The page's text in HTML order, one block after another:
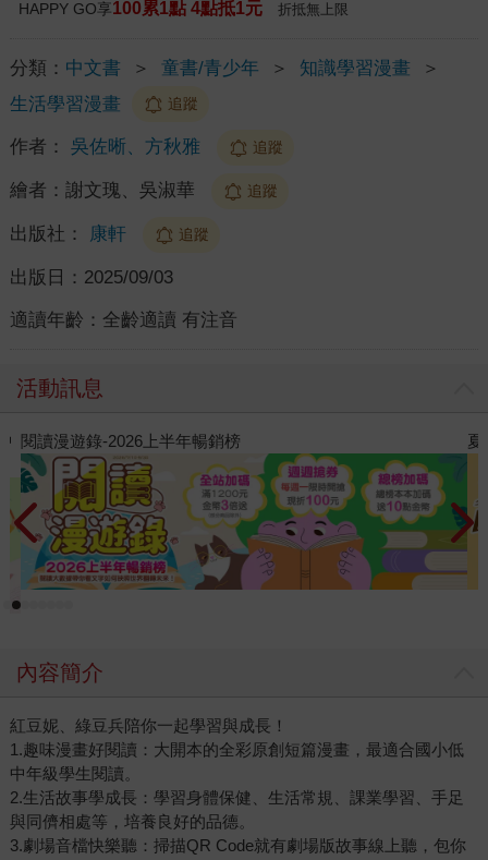
HAPPY GO享100累1點 4點抵1元 折抵無上限
分類： 中文書 ＞ 童書/青少年 ＞ 知識學習漫畫
＞
生活學習漫畫
追蹤
作者： 吳佐晰、方秋雅 追蹤
繪者： 謝文瑰、吳淑華 追蹤
出版社： 康軒 追蹤
出版日： 2025/09/03
適讀年齡： 全齡適讀 有注音
活動訊息
夏日閱讀大冒險 飢
內容簡介
紅豆妮、綠豆兵陪你一起學習與成長！
1.趣味漫畫好閱讀：大開本的全彩原創短篇漫畫，最適合國小低
中年級學生閱讀。
2.生活故事學成長：學習身體保健、生活常規、課業學習、手足
與同儕相處等，培養良好的品德。
3.劇場音檔快樂聽：掃描QR Code就有劇場版故事線上聽，包你